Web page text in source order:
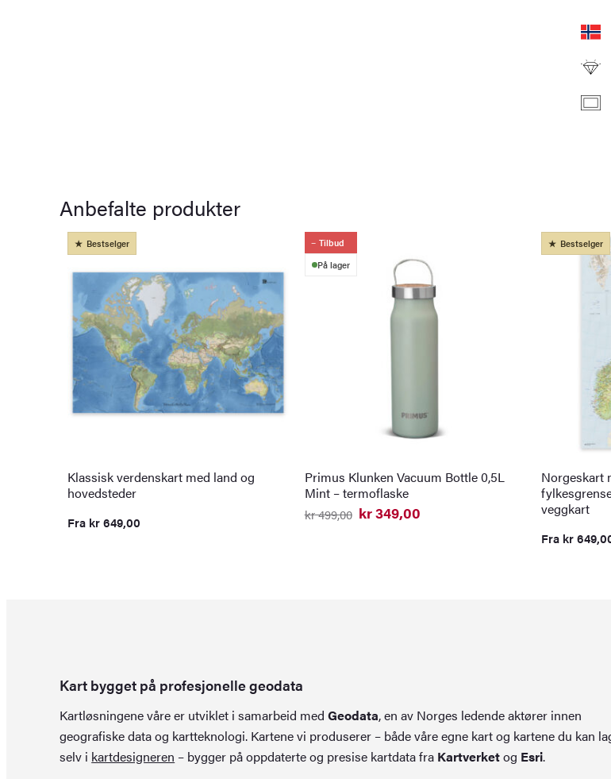
Anbefalte produkter
Bestselger
Klassisk verdenskart med land og
hovedsteder
Fra kr649,00
Tilbud
På lager
Primus Klunken Vacuum Bottle 0,5L
Mint – termoflaske
kr499,00
Opprinnelig
kr349,00
Nåværende
Bestselger
Norgeskart
veggkart
Fra kr
Kart bygget på profesjonelle geodata
Kartløsningene våre er utviklet i samarbeid medGeodata, en av Norges ledende aktører innen
geografiske data og kartteknologi. Kartene vi produserer – både våre egne kart og kartene du kan
selv i kartdesigneren – bygger på oppdaterte og presise kartdata fra Kartverketog Esri.